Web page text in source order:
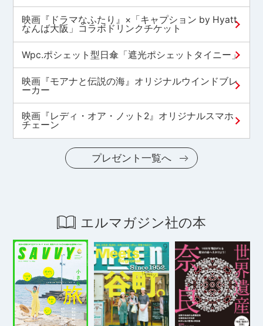
映画『ドラマなふたり』×「キャプション by Hyatt
なんば大阪」コラボドリンクチケット
Wpc.ポシェット型日傘「遮光ポシェットタイニー」
映画『モアナと伝説の海』オリジナルウインドブレ
ーカー
映画『レディ・オア・ノット2』オリジナルスマホ
チェーン
プレゼント一覧へ
エルマガジン社の本